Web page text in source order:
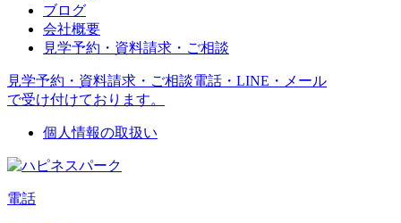
ブログ
会社概要
見学予約・資料請求・ご相談
見学予約・資料請求・ご相談電話・LINE・メール
で受け付けております。
個人情報の取扱い
電話